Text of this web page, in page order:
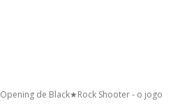
Opening de Black★Rock Shooter - o jogo